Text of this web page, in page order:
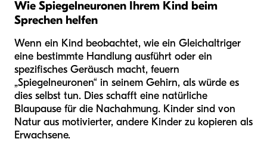
Wie Spiegelneuronen Ihrem Kind beim
Sprechen helfen
Wenn ein Kind beobachtet, wie ein Gleichaltriger
eine bestimmte Handlung ausführt oder ein
spezifisches Geräusch macht, feuern
„Spiegelneuronen“ in seinem Gehirn, als würde es
dies selbst tun. Dies schafft eine natürliche
Blaupause für die Nachahmung. Kinder sind von
Natur aus motivierter, andere Kinder zu kopieren als
Erwachsene.